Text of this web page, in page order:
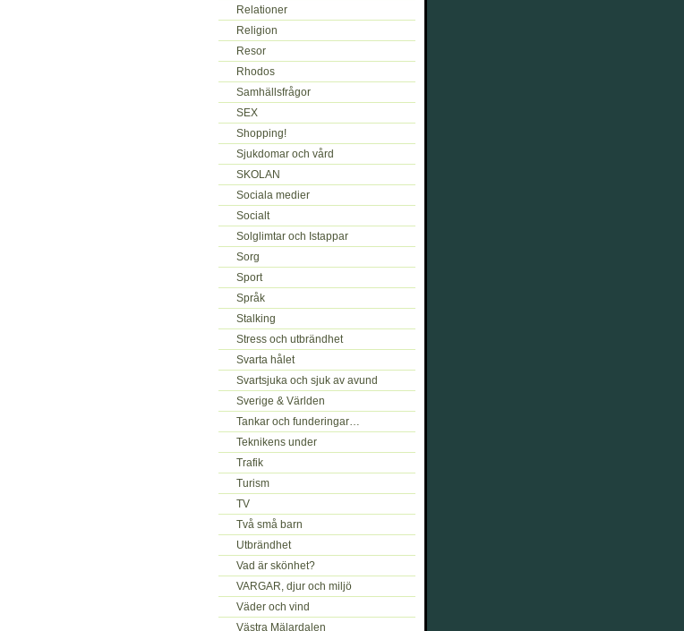
Relationer
Religion
Resor
Rhodos
Samhällsfrågor
SEX
Shopping!
Sjukdomar och vård
SKOLAN
Sociala medier
Socialt
Solglimtar och Istappar
Sorg
Sport
Språk
Stalking
Stress och utbrändhet
Svarta hålet
Svartsjuka och sjuk av avund
Sverige & Världen
Tankar och funderingar…
Teknikens under
Trafik
Turism
TV
Två små barn
Utbrändhet
Vad är skönhet?
VARGAR, djur och miljö
Väder och vind
Västra Mälardalen